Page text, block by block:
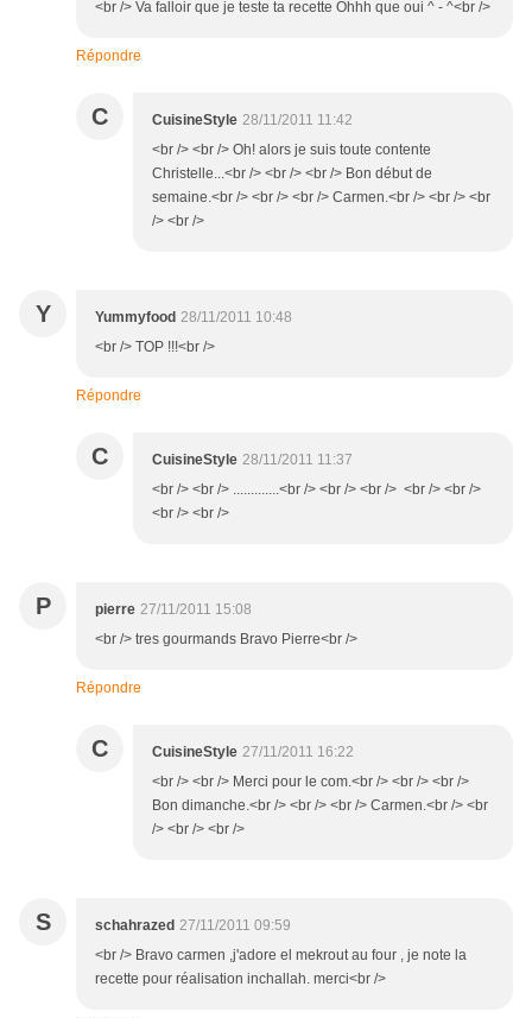
<br /> Va falloir que je teste ta recette Ohhh que oui ^ - ^<br />
Répondre
C CuisineStyle 28/11/2011 11:42
<br /> <br /> Oh! alors je suis toute contente
Christelle...<br /> <br /> <br /> Bon début de
semaine.<br /> <br /> <br /> Carmen.<br /> <br /> <br
/> <br />
Y Yummyfood 28/11/2011 10:48
<br /> TOP !!!<br />
Répondre
C CuisineStyle 28/11/2011 11:37
<br /> <br /> .............<br /> <br /> <br /> <br /> <br />
<br /> <br />
P pierre 27/11/2011 15:08
<br /> tres gourmands Bravo Pierre<br />
Répondre
C CuisineStyle 27/11/2011 16:22
<br /> <br /> Merci pour le com.<br /> <br /> <br />
Bon dimanche.<br /> <br /> <br /> Carmen.<br /> <br
/> <br /> <br />
S schahrazed 27/11/2011 09:59
<br /> Bravo carmen ,j'adore el mekrout au four , je note la
recette pour réalisation inchallah. merci<br />